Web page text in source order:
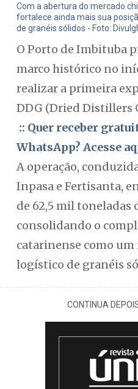
Com a abertura do mercado
fortalece ainda mais sua
de granéis sólidos - Foto:
O Porto de Imbituba
marco histórico no
realizar a primeira
DDG (Dried Distillers
:: Quer receber
WhatsApp? Acesse
A operação,
Inpasa e Fertisanta,
de 62,5 mil toneladas
consolidando o
catarinense como
logístico de granéis
CONTINUA